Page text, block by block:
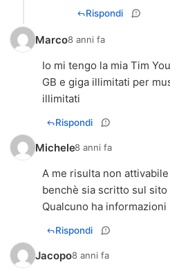
Rispondi
Marco8 anni fa
Io mi tengo la mia Tim
GB e giga illimitati per
illimitati
Rispondi
Michele8 anni fa
A me risulta non
benchè sia scritto sul
Qualcuno ha informazioni
Rispondi
Jacopo8 anni fa